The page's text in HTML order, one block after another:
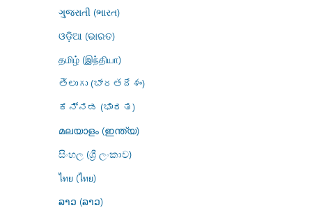
ગુજરાતી (ભારત)
ଓଡ଼ିଆ (ଭାରତ)
தமிழ் (இந்தியா)
తెలుగు (భారతదేశం)
ಕನ್ನಡ (ಭಾರತ)
മലയാളം (ഇന്ത്യ)
සිංහල (ශ්‍රී ලංකාව)
ไทย (ไทย)
ລາວ (ລາວ)